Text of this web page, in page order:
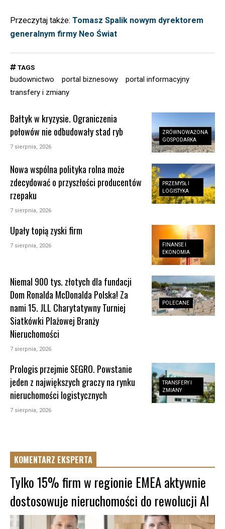
Przeczytaj także: Tomasz Spalik nowym dyrektorem
generalnym firmy Neo Świat
TAGS
budownictwo portal biznesowy
portal informacyjny
transfery i zmiany
ZRÓWNOWAŻONA
GOSPODARKA
Bałtyk w kryzysie. Ograniczenia
połowów nie odbudowały stad ryb
7 sierpnia, 2026
PRZEMYSŁ I
LOGISTYKA
Nowa wspólna polityka rolna może
zdecydować o przyszłości producentów
rzepaku
7 sierpnia, 2026
FINANSE I
EKONOMIA
Upały topią zyski firm
7 sierpnia, 2026
POLECANE
Niemal 900 tys. złotych dla fundacji
Dom Ronalda McDonalda Polska! Za
nami 15. JLL Charytatywny Turniej
Siatkówki Plażowej Branży
Nieruchomości
7 sierpnia, 2026
TRANSFERY I
ZMIANY
Prologis przejmie SEGRO. Powstanie
jeden z największych graczy na rynku
nieruchomości logistycznych
7 sierpnia, 2026
KOMENTARZ EKSPERTA
Tylko 15% firm w regionie EMEA aktywnie
dostosowuje nieruchomości do rewolucji AI